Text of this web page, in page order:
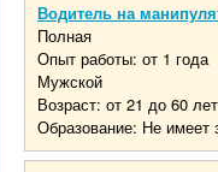
Водитель на
Полная
Опыт работы: от 1 года
Мужской
Возраст: от 21 до 60 лет
Образование: Не имеет